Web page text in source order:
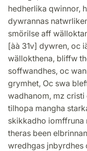
hedherlika qwinnor,
dywrannas
smörilse aff
[àà 31v] dywren, oc
wällokthena, bliffw
soffwandhes, oc
grymhet, Oc swa
wadhanom, mz cristi
tilhopa mangha
skikkadho
theras been
wredhgas jnbyrdhes